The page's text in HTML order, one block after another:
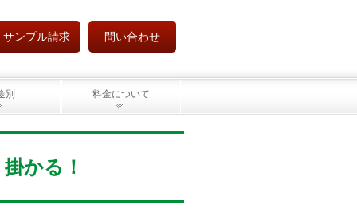
サンプル請求 問い合わせ
別 料金について
かる！